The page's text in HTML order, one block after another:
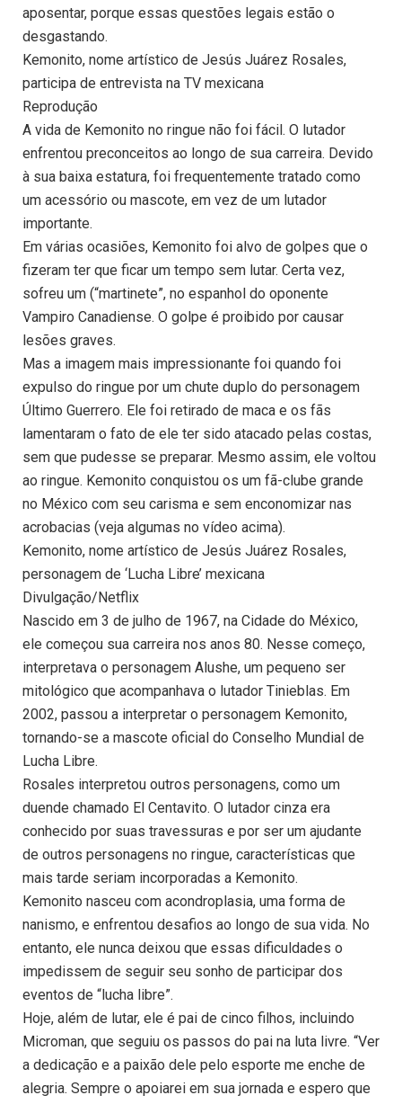
aposentar, porque essas questões legais estão o
desgastando.
Kemonito, nome artístico de Jesús Juárez Rosales,
participa de entrevista na TV mexicana
Reprodução
A vida de Kemonito no ringue não foi fácil. O lutador
enfrentou preconceitos ao longo de sua carreira. Devido
à sua baixa estatura, foi frequentemente tratado como
um acessório ou mascote, em vez de um lutador
importante.
Em várias ocasiões, Kemonito foi alvo de golpes que o
fizeram ter que ficar um tempo sem lutar. Certa vez,
sofreu um (“martinete”, no espanhol do oponente
Vampiro Canadiense. O golpe é proibido por causar
lesões graves.
Mas a imagem mais impressionante foi quando foi
expulso do ringue por um chute duplo do personagem
Último Guerrero. Ele foi retirado de maca e os fãs
lamentaram o fato de ele ter sido atacado pelas costas,
sem que pudesse se preparar. Mesmo assim, ele voltou
ao ringue. Kemonito conquistou os um fã-clube grande
no México com seu carisma e sem enconomizar nas
acrobacias (veja algumas no vídeo acima).
Kemonito, nome artístico de Jesús Juárez Rosales,
personagem de ‘Lucha Libre’ mexicana
Divulgação/Netflix
Nascido em 3 de julho de 1967, na Cidade do México,
ele começou sua carreira nos anos 80. Nesse começo,
interpretava o personagem Alushe, um pequeno ser
mitológico que acompanhava o lutador Tinieblas. Em
2002, passou a interpretar o personagem Kemonito,
tornando-se a mascote oficial do Conselho Mundial de
Lucha Libre.
Rosales interpretou outros personagens, como um
duende chamado El Centavito. O lutador cinza era
conhecido por suas travessuras e por ser um ajudante
de outros personagens no ringue, características que
mais tarde seriam incorporadas a Kemonito.
Kemonito nasceu com acondroplasia, uma forma de
nanismo, e enfrentou desafios ao longo de sua vida. No
entanto, ele nunca deixou que essas dificuldades o
impedissem de seguir seu sonho de participar dos
eventos de “lucha libre”.
Hoje, além de lutar, ele é pai de cinco filhos, incluindo
Microman, que seguiu os passos do pai na luta livre. “Ver
a dedicação e a paixão dele pelo esporte me enche de
alegria. Sempre o apoiarei em sua jornada e espero que